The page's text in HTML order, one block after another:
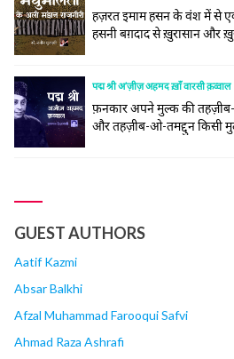
हज़रत इमाम हसन के वंश में से
हसनी बग़दाद से ख़ुरासान और
मोहम्मद बिन अज़ीज़-उद्दीन
अबू... continue reading
पद्म श्री अ’ज़ीज़ अहमद ख़ाँ वारसी क़व्वाल
फ़नकार अपने मुल्क की तहज़ीब-
और तहज़ीब-ओ-तमद्दुन किसी
GUEST AUTHORS
Aatif Kazmi
Absar Balkhi
Afzal Muhammad Farooqui Safvi
Ahmad Raza Ashrafi